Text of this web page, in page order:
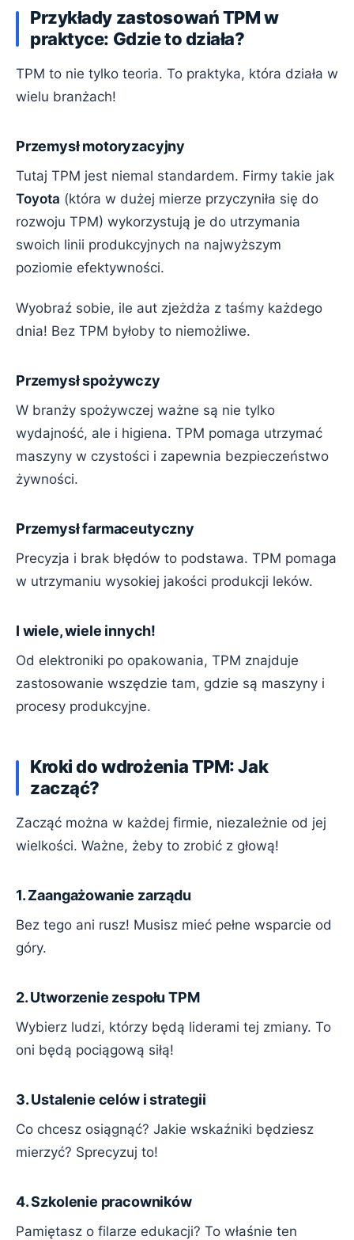
Przykłady zastosowań TPM w
praktyce: Gdzie to działa?
TPM to nie tylko teoria. To praktyka, która działa w
wielu branżach!
Przemysł motoryzacyjny
Tutaj TPM jest niemal standardem. Firmy takie jak
Toyota (która w dużej mierze przyczyniła się do
rozwoju TPM) wykorzystują je do utrzymania
swoich linii produkcyjnych na najwyższym
poziomie efektywności.
Wyobraź sobie, ile aut zjeżdża z taśmy każdego
dnia! Bez TPM byłoby to niemożliwe.
Przemysł spożywczy
W branży spożywczej ważne są nie tylko
wydajność, ale i higiena. TPM pomaga utrzymać
maszyny w czystości i zapewnia bezpieczeństwo
żywności.
Przemysł farmaceutyczny
Precyzja i brak błędów to podstawa. TPM pomaga
w utrzymaniu wysokiej jakości produkcji leków.
I wiele, wiele innych!
Od elektroniki po opakowania, TPM znajduje
zastosowanie wszędzie tam, gdzie są maszyny i
procesy produkcyjne.
Kroki do wdrożenia TPM: Jak
zacząć?
Zacząć można w każdej firmie, niezależnie od jej
wielkości. Ważne, żeby to zrobić z głową!
1. Zaangażowanie zarządu
Bez tego ani rusz! Musisz mieć pełne wsparcie od
góry.
2. Utworzenie zespołu TPM
Wybierz ludzi, którzy będą liderami tej zmiany. To
oni będą pociągową siłą!
3. Ustalenie celów i strategii
Co chcesz osiągnąć? Jakie wskaźniki będziesz
mierzyć? Sprecyzuj to!
4. Szkolenie pracowników
Pamiętasz o filarze edukacji? To właśnie ten